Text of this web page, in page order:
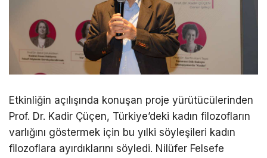
Etkinliğin açılışında konuşan proje yürütücülerinden
Prof. Dr. Kadir Çüçen, Türkiye’deki kadın filozofların
varlığını göstermek için bu yılki söyleşileri kadın
filozoflara ayırdıklarını söyledi. Nilüfer Felsefe